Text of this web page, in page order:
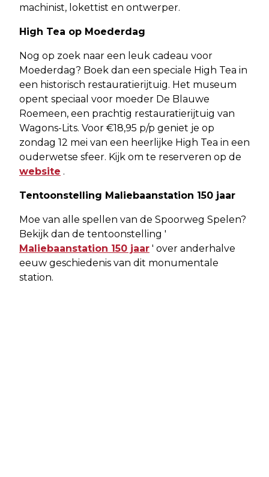
machinist, lokettist en ontwerper.
High Tea op Moederdag
Nog op zoek naar een leuk cadeau voor
Moederdag? Boek dan een speciale High Tea in
een historisch restauratierijtuig. Het museum
opent speciaal voor moeder De Blauwe
Roemeen, een prachtig restauratierijtuig van
Wagons-Lits. Voor €18,95 p/p geniet je op
zondag 12 mei van een heerlijke High Tea in een
ouderwetse sfeer. Kijk om te reserveren op de
website .
Tentoonstelling Maliebaanstation 150 jaar
Moe van alle spellen van de Spoorweg Spelen?
Bekijk dan de tentoonstelling '
Maliebaanstation 150 jaar ' over anderhalve
eeuw geschiedenis van dit monumentale
station.